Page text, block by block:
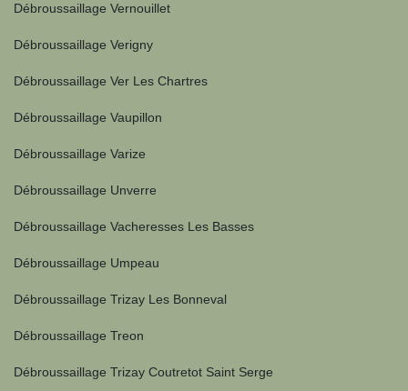
Débroussaillage Vernouillet
Débroussaillage Verigny
Débroussaillage Ver Les Chartres
Débroussaillage Vaupillon
Débroussaillage Varize
Débroussaillage Unverre
Débroussaillage Vacheresses Les Basses
Débroussaillage Umpeau
Débroussaillage Trizay Les Bonneval
Débroussaillage Treon
Débroussaillage Trizay Coutretot Saint Serge